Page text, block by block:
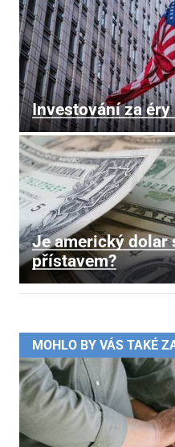
Investování za éry
Je americký dolar
přístavem?
MOHLO BY VÁS TAKÉ